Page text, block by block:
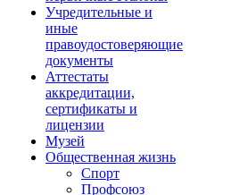
Учредительные и
иные
правоудостоверяющие
документы
Аттестаты
аккредитации,
сертификаты и
лицензии
Музей
Общественная жизнь
Спорт
Профсоюз